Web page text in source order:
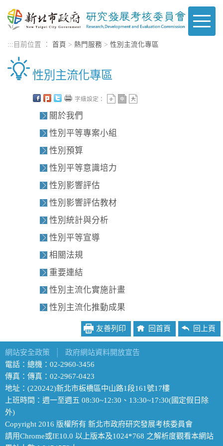
Toggle
::: 目前位置 ： 首頁 > 熱門服務 > 性別主流化專區
性別主流化專區
字級設定：
關於我們
性別平等專案小組
性別預算
性別平等意識培力
性別影響評估
性別影響評估教材
性別統計與分析
性別平等宣導
相關法規
重要連結
性別主流化實施計畫
性別主流化推動成果
友善列印 回首頁 回上頁
網站安全政策
政府網站資料開放宣告
電話：總機：02-2960-3456
傳真：傳真：02-2967-0423
地址：(220242)新北市板橋區中山路1段161號17樓
上班時間：週一至週五 08:30~12:30、13:30~17:30(國定假日除
外)
Copyright 2016 版權所有 新北市政府研究發展考核委員會
請用Chrome或IE10.0 以上版本及1024*768 之解析度觀看本網站